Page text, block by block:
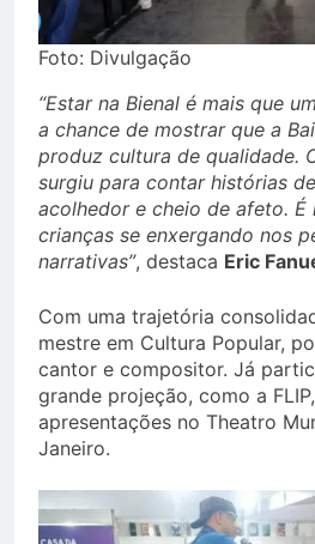
Foto: Divulgação
“Estar na Bienal é mais que
a chance de mostrar que a
produz cultura de qualidade.
surgiu para contar histórias
acolhedor e cheio de afeto.
crianças se enxergando nos
narrativas”, destaca Eric
Com uma trajetória
mestre em Cultura Popular,
cantor e compositor. Já
grande projeção, como a
apresentações no Theatro
Janeiro.